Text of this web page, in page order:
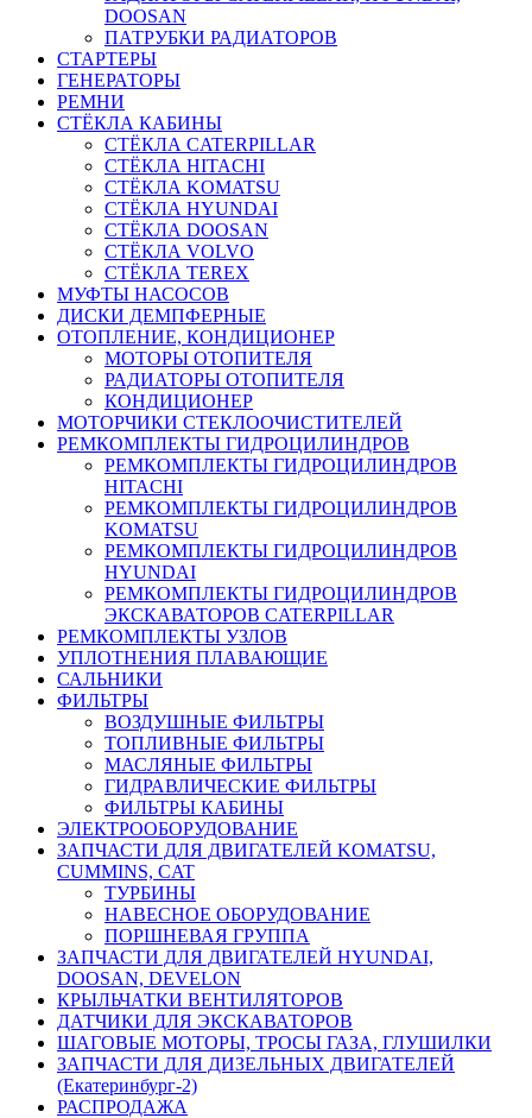
DOOSAN
ПАТРУБКИ РАДИАТОРОВ
СТАРТЕРЫ
ГЕНЕРАТОРЫ
РЕМНИ
СТЁКЛА КАБИНЫ
СТЁКЛА CATERPILLAR
СТЁКЛА HITACHI
СТЁКЛА KOMATSU
СТЁКЛА HYUNDAI
СТЁКЛА DOOSAN
СТЁКЛА VOLVO
СТЁКЛА TEREX
МУФТЫ НАСОСОВ
ДИСКИ ДЕМПФЕРНЫЕ
ОТОПЛЕНИЕ, КОНДИЦИОНЕР
МОТОРЫ ОТОПИТЕЛЯ
РАДИАТОРЫ ОТОПИТЕЛЯ
КОНДИЦИОНЕР
МОТОРЧИКИ СТЕКЛООЧИСТИТЕЛЕЙ
РЕМКОМПЛЕКТЫ ГИДРОЦИЛИНДРОВ
РЕМКОМПЛЕКТЫ ГИДРОЦИЛИНДРОВ
HITACHI
РЕМКОМПЛЕКТЫ ГИДРОЦИЛИНДРОВ
KOMATSU
РЕМКОМПЛЕКТЫ ГИДРОЦИЛИНДРОВ
HYUNDAI
РЕМКОМПЛЕКТЫ ГИДРОЦИЛИНДРОВ
ЭКСКАВАТОРОВ CATERPILLAR
РЕМКОМПЛЕКТЫ УЗЛОВ
УПЛОТНЕНИЯ ПЛАВАЮЩИЕ
САЛЬНИКИ
ФИЛЬТРЫ
ВОЗДУШНЫЕ ФИЛЬТРЫ
ТОПЛИВНЫЕ ФИЛЬТРЫ
МАСЛЯНЫЕ ФИЛЬТРЫ
ГИДРАВЛИЧЕСКИЕ ФИЛЬТРЫ
ФИЛЬТРЫ КАБИНЫ
ЭЛЕКТРООБОРУДОВАНИЕ
ЗАПЧАСТИ ДЛЯ ДВИГАТЕЛЕЙ KOMATSU,
CUMMINS, CAT
ТУРБИНЫ
НАВЕСНОЕ ОБОРУДОВАНИЕ
ПОРШНЕВАЯ ГРУППА
ЗАПЧАСТИ ДЛЯ ДВИГАТЕЛЕЙ HYUNDAI,
DOOSAN, DEVELON
КРЫЛЬЧАТКИ ВЕНТИЛЯТОРОВ
ДАТЧИКИ ДЛЯ ЭКСКАВАТОРОВ
ШАГОВЫЕ МОТОРЫ, ТРОСЫ ГАЗА, ГЛУШИЛКИ
ЗАПЧАСТИ ДЛЯ ДИЗЕЛЬНЫХ ДВИГАТЕЛЕЙ
(Екатеринбург-2)
РАСПРОДАЖА